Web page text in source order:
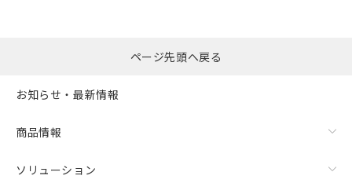
ページ先頭へ戻る
お知らせ・最新情報
商品情報
ソリューション